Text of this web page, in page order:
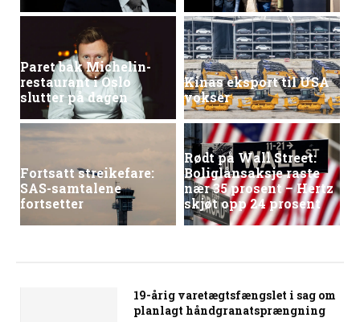
Paret bak Michelin-
restaurant i Oslo
slutter på dagen
Kinas eksport til USA
vokser
Fortsatt streikefare:
SAS-samtalene
fortsetter
Rødt på Wall Street:
Boliglånsaksje raste
nær 35 prosent – Hertz
skjøt opp 24 prosent
19-årig varetægtsfængslet i sag om
planlagt håndgranatsprængning